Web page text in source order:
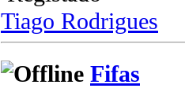
Tiago Rodrigues
Fifas